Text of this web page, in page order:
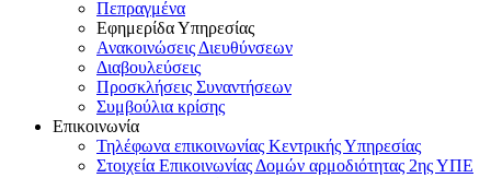
Πεπραγμένα
Εφημερίδα Υπηρεσίας
Ανακοινώσεις Διευθύνσεων
Διαβουλεύσεις
Προσκλήσεις Συναντήσεων
Συμβούλια κρίσης
Επικοινωνία
Τηλέφωνα επικοινωνίας Κεντρικής Υπηρεσίας
Στοιχεία Επικοινωνίας Δομών αρμοδιότητας 2ης ΥΠΕ